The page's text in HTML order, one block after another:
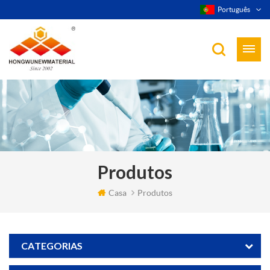
Português
Produtos
Casa Produtos
CATEGORIAS